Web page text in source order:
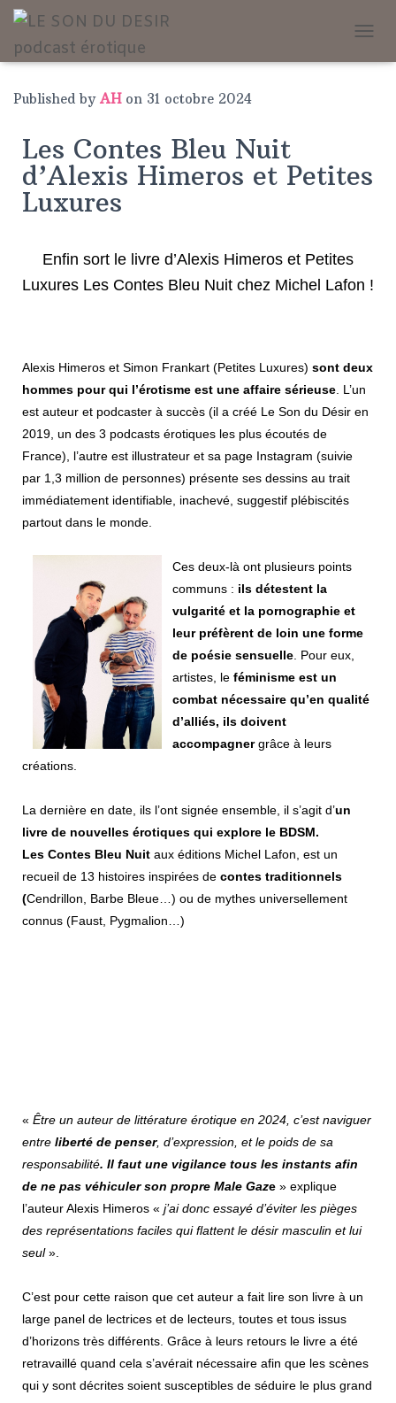
O
V
O
Published by AHon 31 octobre 2024
Les Contes Bleu Nuit
d’Alexis Himeros et Petites
Luxures
Enfin sort le livre d’Alexis Himeros et Petites
Luxures Les Contes Bleu Nuit chez Michel Lafon !
Alexis Himeros et Simon Frankart (Petites Luxures) sont deux
hommes pour qui l’érotisme est une affaire sérieuse . L’un
est auteur et podcaster à succès (il a créé Le Son du Désir en
2019, un des 3 podcasts érotiques les plus écoutés de
France), l’autre est illustrateur et sa page Instagram (suivie
par 1,3 million de personnes) présente ses dessins au trait
immédiatement identifiable, inachevé, suggestif plébiscités
partout dans le monde.
Ces deux-là ont plusieurs points
communs : ils détestent la
vulgarité et la pornographie et
leur préfèrent de loin une forme
de poésie sensuelle . Pour eux,
artistes, le féminisme est un
combat nécessaire qu’en qualité
d’alliés, ils doivent
accompagnergrâce à leurs
créations.
La dernière en date, ils l’ont signée ensemble, il s’agit d’un
livre de nouvelles érotiques qui explore le BDSM.
Les Contes Bleu Nuit aux éditions Michel Lafon, est un
recueil de 13 histoires inspirées de contes traditionnels
(Cendrillon, Barbe Bleue…) ou de mythes universellement
connus (Faust, Pygmalion…)
« Être un auteur de littérature érotique en 2024, c’est naviguer
entre liberté de penser, d’expression, et le poids de sa
responsabilité. Il faut une vigilance tous les instants afin
de ne pas véhiculer son propre Male Gaze » explique
l’auteur Alexis Himeros « j’ai donc essayé d’éviter les pièges
des représentations faciles qui flattent le désir masculin et lui
seul».
C’est pour cette raison que cet auteur a fait lire son livre à un
large panel de lectrices et de lecteurs, toutes et tous issus
d’horizons très différents. Grâce à leurs retours le livre a été
retravaillé quand cela s’avérait nécessaire afin que les scènes
qui y sont décrites soient susceptibles de séduire le plus grand